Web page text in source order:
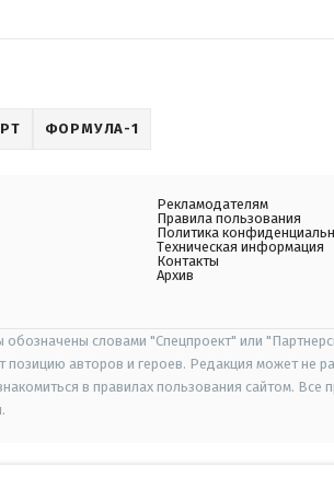
ФОРМУЛА-1
Рекламодателям
Правила пользования
Политика
Техническая информация
Контакты
Архив
словами "Спецпроект" или
авторов и героев. Редакция может не
в правилах пользования сайтом.